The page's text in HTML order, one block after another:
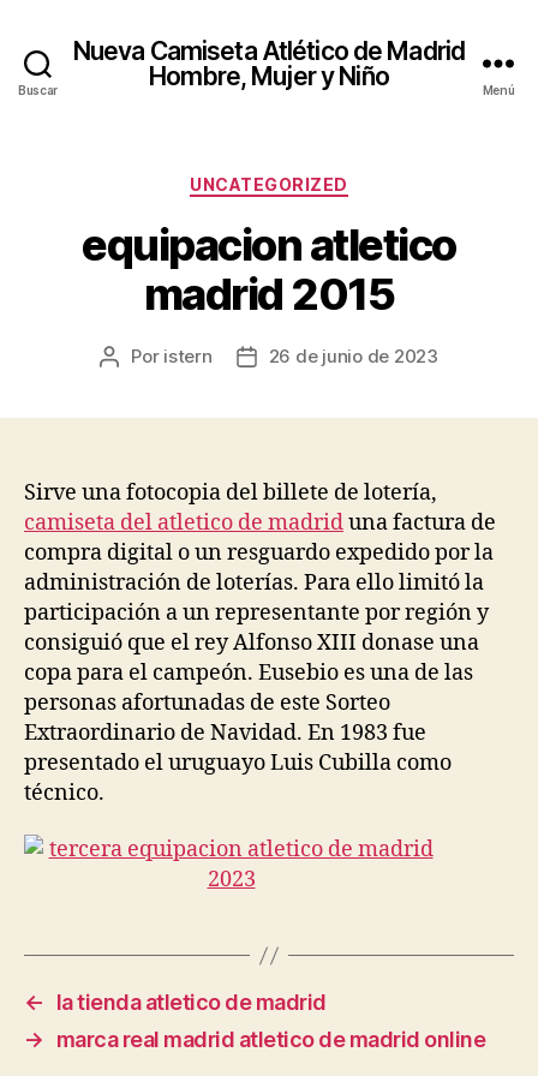
Buscar
Nueva Camiseta Atlético de Madrid
Hombre, Mujer y Niño
Menú
Categorías
UNCATEGORIZED
equipacion atletico
madrid 2015
Autor
Por istern
Fecha26 de junio de 2023
Sirve una fotocopia del billete de lotería,
camiseta del atletico de madriduna factura de
compra digital o un resguardo expedido por la
administración de loterías. Para ello limitó la
participación a un representante por región y
consiguió que el rey Alfonso XIII donase una
copa para el campeón. Eusebio es una de las
personas afortunadas de este Sorteo
Extraordinario de Navidad. En 1983 fue
presentado el uruguayo Luis Cubilla como
técnico.
←
la tienda atletico de madrid
→
marca real madrid atletico de madrid online